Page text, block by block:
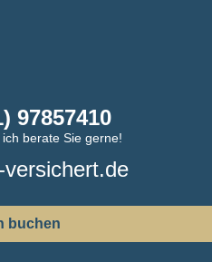
97857410
berate Sie gerne!
buchen